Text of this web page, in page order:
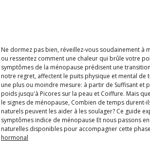
Ne dormez pas bien, réveillez-vous soudainement à
ou ressentez comment une chaleur qui brûle votre
symptômes de la ménopause prédisent une
notre regret, affectent le puits physique et mental de
une plus ou moindre mesure: à partir de Suffisant et
poids jusqu'à Picores sur la peau et Coiffure. Mais
le signes de ménopause, Combien de temps durent-
naturels peuvent les aider à les soulager? Ce guide
symptômes indice de ménopause Et nous passons
naturelles disponibles pour accompagner cette
hormonal